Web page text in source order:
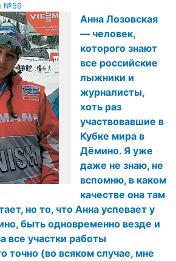
№59
Анна Лозовская
— человек,
которого знают
все российские
лыжники и
журналисты,
хоть раз
участвовавшие в
Кубке мира в
Дёмино. Я уже
даже не знаю, не
вспомню, в каком
качестве она там
но то, что Анна успевает у
быть одновременно везде и
все участки работы
точно (во всяком случае, мне